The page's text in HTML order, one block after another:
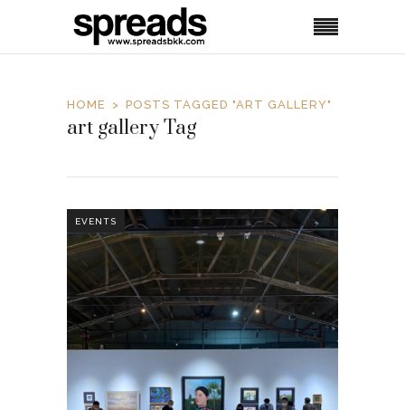
HOME POSTS TAGGED "ART GALLERY"
art gallery Tag
EVENTS